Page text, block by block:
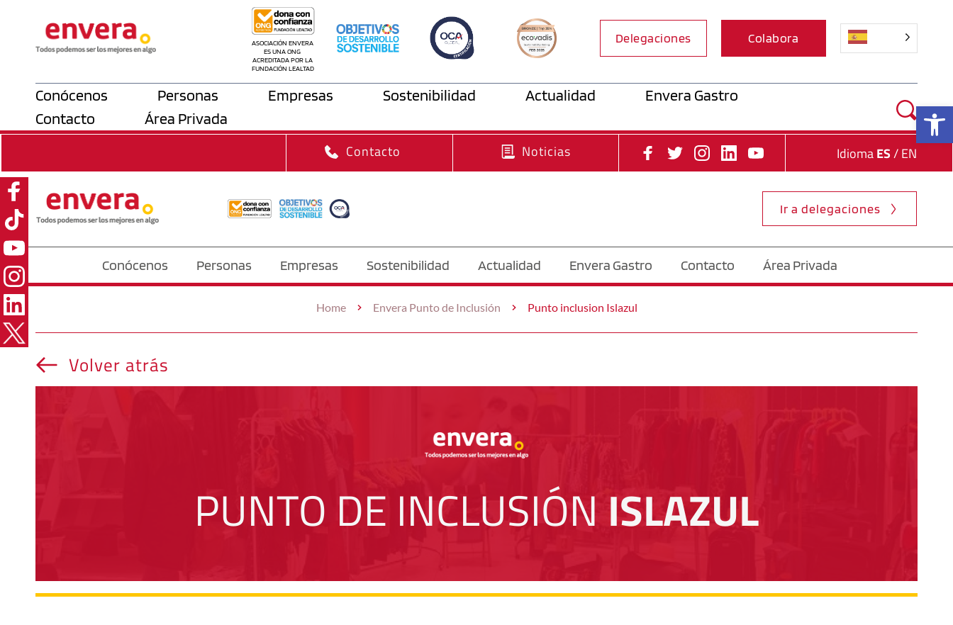
ASOCIACIÓN ENVERA
ES UNA ONG
ACREDITADA POR LA
FUNDACIÓN LEALTAD
Delegaciones Colabora
Conócenos Personas Empresas Sostenibilidad Actualidad
Envera Gastro
Contacto
Área Privada
Contacto Noticias Idioma ES / EN
Ir a delegaciones
Conócenos Personas Empresas Sostenibilidad Actualidad Envera Gastro Contacto Área Privada
Home Envera Punto de Inclusión Punto inclusion Islazul
Volver atrás
PUNTO DE INCLUSIÓN ISLAZUL